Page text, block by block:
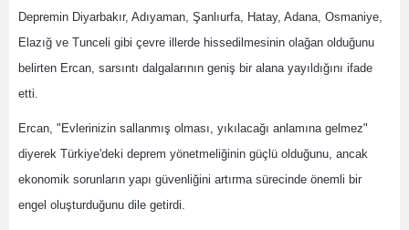
Depremin Diyarbakır, Adıyaman, Şanlıurfa, Hatay, Adana, Osmaniye,
Elazığ ve Tunceli gibi çevre illerde hissedilmesinin olağan olduğunu
belirten Ercan, sarsıntı dalgalarının geniş bir alana yayıldığını ifade
etti.
Ercan, "Evlerinizin sallanmış olması, yıkılacağı anlamına gelmez"
diyerek Türkiye'deki deprem yönetmeliğinin güçlü olduğunu, ancak
ekonomik sorunların yapı güvenliğini artırma sürecinde önemli bir
engel oluşturduğunu dile getirdi.